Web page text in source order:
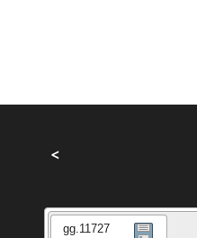
<
gg.11727